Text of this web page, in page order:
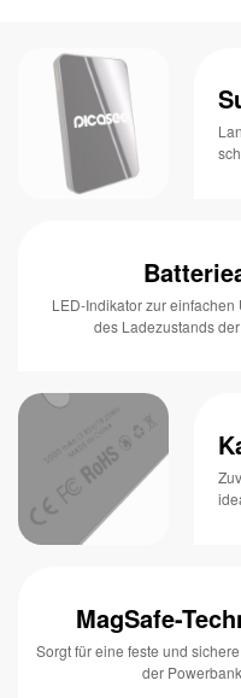
LED-Indikator zur einfachen
des Ladezustands
MagSafe-
Sorgt für eine feste und
der